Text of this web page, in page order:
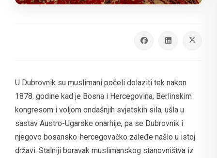
U Dubrovnik su muslimani počeli dolaziti tek nakon
1878. godine kad je Bosna i Hercegovina, Berlinskim
kongresom i voljom ondašnjih svjetskih sila, ušla u
sastav Austro-Ugarske onarhije, pa se Dubrovnik i
njegovo bosansko-hercegovačko zaleđe našlo u istoj
državi. Stalniji boravak muslimanskog stanovništva iz